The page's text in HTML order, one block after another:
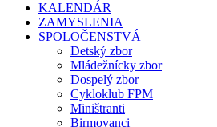
KALENDÁR
ZAMYSLENIA
SPOLOČENSTVÁ
Detský zbor
Mládežnícky zbor
Dospelý zbor
Cykloklub FPM
Miništranti
Birmovanci